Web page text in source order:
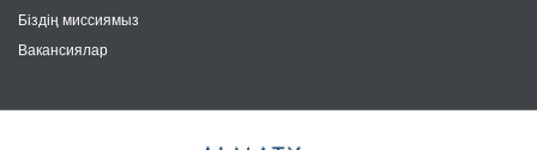
Біздің миссиямыз
Вакансиялар